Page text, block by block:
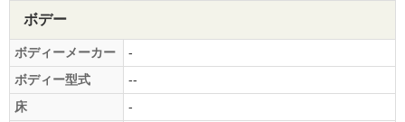
ボデー
ボディーメーカー
-
ボディー型式
--
床
-